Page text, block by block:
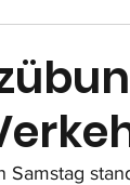
Samstag